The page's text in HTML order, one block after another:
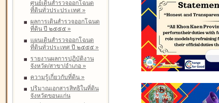
ศูนย์เดินสำรวจออกโฉนด
ที่ดินทั่วประประเทศ »
ผลการเดินสำรวจออกโฉนด
ที่ดิน ปี ๒๕๕๕ »
แผนเดินสำรวจออกโฉนด
ที่ดินทั่วประเทศ ปี ๒๕๕๕ »
รายงานผลการปฏิบัติงาน
จังหวัด/สาขา/อำเภอ »
ความรู้เกี่ยวกับที่ดิน »
ปริมาณเอกสารสิทธิในที่ดิน
จังหวัดขอนแก่น